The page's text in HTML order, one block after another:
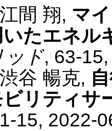
間 翔, マ
たエネル
ッド, 63-15
谷 暢克,
リティサ
1-15, 2022-